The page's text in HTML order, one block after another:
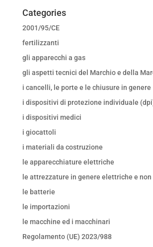
Categories
2001/95/CE
fertilizzanti
gli apparecchi a gas
gli aspetti tecnici del Marchio e della
i cancelli, le porte e le chiusure in genere
i dispositivi di protezione individuale
i dispositivi medici
i giocattoli
i materiali da costruzione
le apparecchiature elettriche
le attrezzature in genere elettriche e non
le batterie
le importazioni
le macchine ed i macchinari
Regolamento (UE) 2023/988